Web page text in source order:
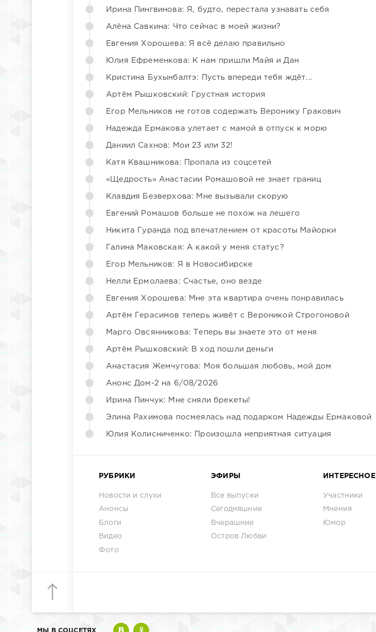
Ирина Пингвинова: Я, будто, перестала узнавать себя
Алёна Савкина: Что сейчас в моей жизни?
Евгения Хорошева: Я всё делаю правильно
Юлия Ефременкова: К нам пришли Майя и Дан
Кристина Бухынбалтэ: Пусть впереди тебя ждёт...
Артём Рышковский: Грустная история
Егор Мельников не готов содержать Веронику Гракович
Надежда Ермакова улетает с мамой в отпуск к морю
Даниил Сахнов: Мои 23 или 32!
Катя Квашникова: Пропала из соцсетей
«Щедрость» Анастасии Ромашовой не знает границ
Клавдия Безверхова: Мне вызывали скорую
Евгений Ромашов больше не похож на лешего
Никита Гуранда под впечатлением от красоты Майорки
Галина Маковская: А какой у меня статус?
Егор Мельников: Я в Новосибирске
Нелли Ермолаева: Счастье, оно везде
Евгения Хорошева: Мне эта квартира очень понравилась
Артём Герасимов теперь живёт с Вероникой Строгоновой
Марго Овсянникова: Теперь вы знаете это от меня
Артём Рышковский: В ход пошли деньги
Анастасия Жемчугова: Моя большая любовь, мой дом
Анонс Дом-2 на 6/08/2026
Ирина Пинчук: Мне сняли брекеты!
Элина Рахимова посмеялась над подарком Надежды Ермаковой
Юлия Колисниченко: Произошла неприятная ситуация
РУБРИКИ
Новости и слухи
Анонсы
Блоги
Видео
Фото
ЭФИРЫ
Все выпуски
Сегодняшние
Вчерашние
Остров Любви
ИНТЕРЕСНОЕ
Участники
Мнения
Юмор
МЫ В СОЦСЕТЯХ